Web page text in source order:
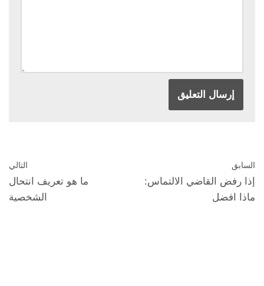
السابق
إذا رفض القاضي الالتماس:
ماذا افضل
التالي
ما هو تعريف انتحال
الشخصية